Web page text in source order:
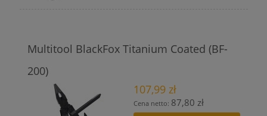
Multitool BlackFox Titanium Coated (BF-
200)
107,99 zł
Cena netto: 87,80 zł